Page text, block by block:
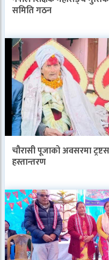
समिति गठन
चौरासी पूजाको अवसरमा
हस्तान्तरण